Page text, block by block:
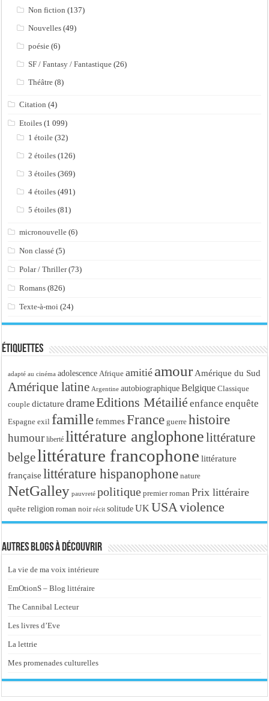
Non fiction (137)
Nouvelles (49)
poésie (6)
SF / Fantasy / Fantastique (26)
Théâtre (8)
Citation (4)
Etoiles (1 099)
1 étoile (32)
2 étoiles (126)
3 étoiles (369)
4 étoiles (491)
5 étoiles (81)
micronouvelle (6)
Non classé (5)
Polar / Thriller(73)
Romans (826)
Texte-à-moi (24)
Étiquettes
adapté au cinéma adolescence Afrique amitié amour Amérique du Sud
Amérique latine Argentine autobiographique Belgique Classique
couple dictature drameEditions Métailié enfance enquête
Espagne exil famille femmes France guerre histoire
humour liberté littérature anglophonelittérature
belgelittérature francophone littérature
française littérature hispanophone nature
NetGalley pauvreté politique premier roman Prix littéraire
quête religion roman noir récit solitude UK USAviolence
Autres blogs à découvrir
La vie de ma voix intérieure
EmOtionS – Blog littéraire
The Cannibal Lecteur
Les livres d’Eve
La lettrie
Mes promenades culturelles